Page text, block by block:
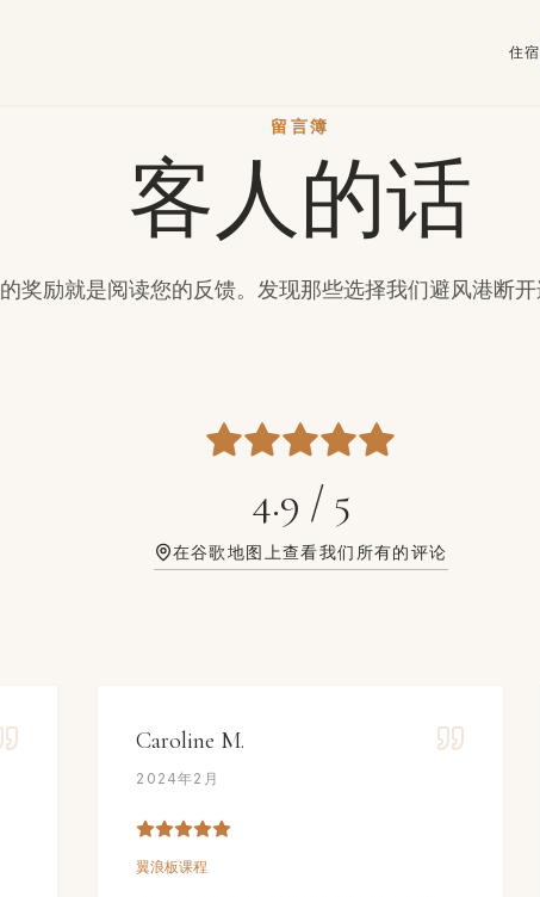
住宿
留言簿
客人的话
奖励就是阅读您的反馈。发现那些选择我们避风港断开
4.9 / 5
在谷歌地图上查看我们所有的评论
Caroline M.
2024年2月
翼浪板课程